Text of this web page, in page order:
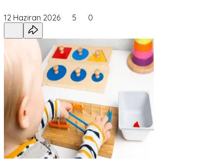
12 Haziran 2026 5 0